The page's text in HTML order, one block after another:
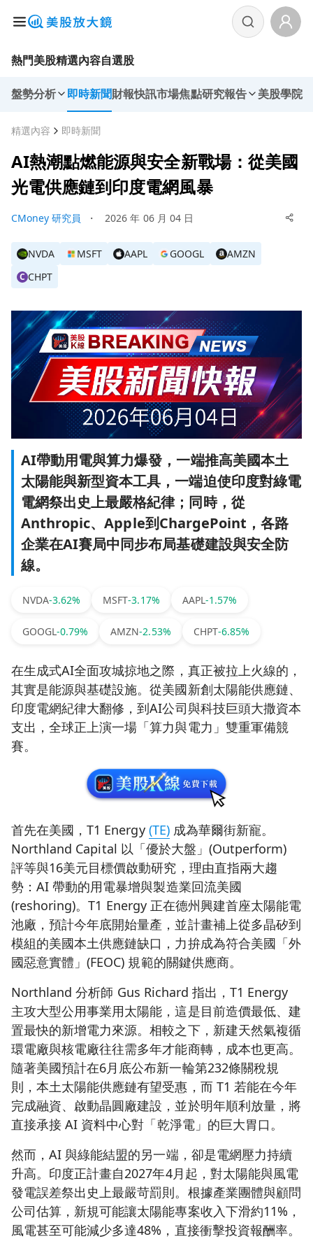
熱門美股精選內容自選股
盤勢分析 即時新聞財報快訊市場焦點研究報告 美股學院
精選內容 即時新聞
AI熱潮點燃能源與安全新戰場：從美國
光電供應鏈到印度電網風暴
CMoney 研究員 ・ 2026 年 06 月 04 日
NVDA MSFT AAPL GOOGL AMZN
C CHPT
AI帶動用電與算力爆發，一端推高美國本土
太陽能與新型資本工具，一端迫使印度對綠電
電網祭出史上最嚴格紀律；同時，從
Anthropic、Apple到ChargePoint，各路
企業在AI賽局中同步布局基礎建設與安全防
線。
NVDA-3.62% MSFT-3.17% AAPL-1.57%
GOOGL-0.79% AMZN-2.53% CHPT-6.85%
在生成式AI全面攻城掠地之際，真正被拉上火線的，
其實是能源與基礎設施。從美國新創太陽能供應鏈、
印度電網紀律大翻修，到AI公司與科技巨頭大撒資本
支出，全球正上演一場「算力與電力」雙重軍備競
賽。
首先在美國，T1 Energy (TE)成為華爾街新寵。
Northland Capital 以「優於大盤」(Outperform)
評等與16美元目標價啟動研究，理由直指兩大趨
勢：AI 帶動的用電暴增與製造業回流美國
(reshoring)。T1 Energy 正在德州興建首座太陽能電
池廠，預計今年底開始量產，並計畫補上從多晶矽到
模組的美國本土供應鏈缺口，力拚成為符合美國「外
國惡意實體」(FEOC) 規範的關鍵供應商。
Northland 分析師 Gus Richard 指出，T1 Energy
主攻大型公用事業用太陽能，這是目前造價最低、建
置最快的新增電力來源。相較之下，新建天然氣複循
環電廠與核電廠往往需多年才能商轉，成本也更高。
隨著美國預計在6月底公布新一輪第232條關稅規
則，本土太陽能供應鏈有望受惠，而 T1 若能在今年
完成融資、啟動晶圓廠建設，並於明年順利放量，將
直接承接 AI 資料中心對「乾淨電」的巨大胃口。
然而，AI 與綠能結盟的另一端，卻是電網壓力持續
升高。印度正計畫自2027年4月起，對太陽能與風電
發電誤差祭出史上最嚴苛罰則。根據產業團體與顧問
公司估算，新規可能讓太陽能專案收入下滑約11%，
風電甚至可能減少多達48%，直接衝擊投資報酬率。